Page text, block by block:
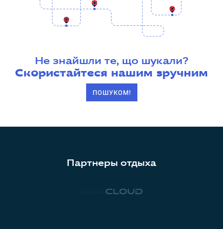
Не знайшли те, що шукали?
Скористайтеся нашим зручним
ПОШУКОМ!
Партнеры отдыха